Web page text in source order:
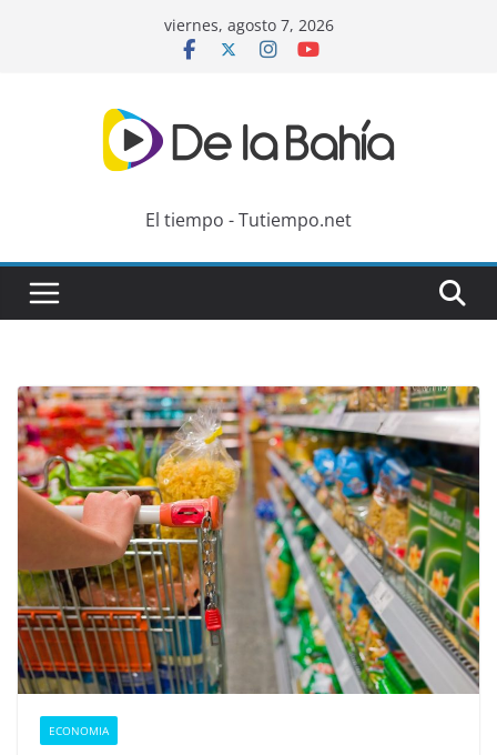
viernes, agosto 7, 2026
El tiempo - Tutiempo.net
ECONOMIA